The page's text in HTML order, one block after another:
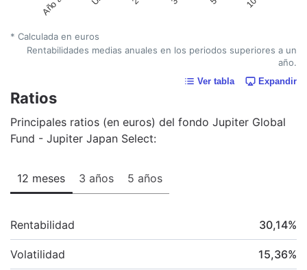
* Calculada en euros
Rentabilidades medias anuales en los periodos superiores a un
año.
Ver tabla Expandir
Ratios
Principales ratios (en euros) del fondo Jupiter Global
Fund - Jupiter Japan Select:
12 meses 3 años 5 años
Rentabilidad 30,14%
Volatilidad 15,36%